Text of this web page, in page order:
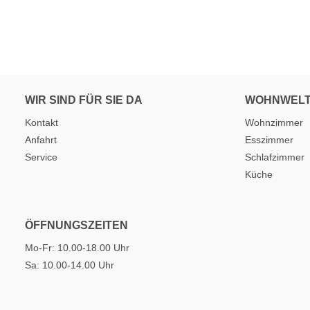
WIR SIND FÜR SIE DA
Kontakt
Anfahrt
Service
Wohnzimmer
Esszimmer
Schlafzimmer
Küche
ÖFFNUNGSZEITEN
Mo-Fr: 10.00-18.00 Uhr
Sa: 10.00-14.00 Uhr